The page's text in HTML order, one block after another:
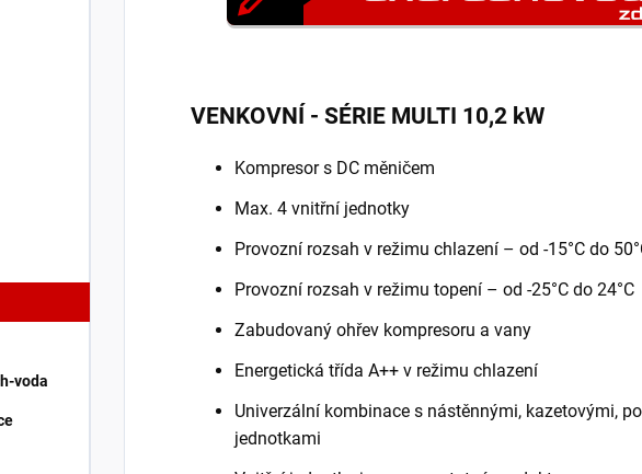
voda
VENKOVNÍ - SÉRIE MULTI 10,2 kW
Kompresor s DC měničem
Max. 4 vnitřní jednotky
Provozní rozsah v režimu chlazení – od -15°C do
Provozní rozsah v režimu topení – od -25°C do 24°C
Zabudovaný ohřev kompresoru a vany
Energetická třída A++ v režimu chlazení
Univerzální kombinace s nástěnnými, kazetovými,
jednotkami